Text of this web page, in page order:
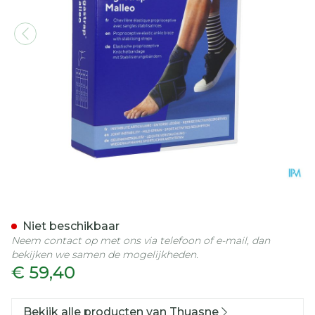
€ 59,40
Niet beschikbaar
Neem contact op met ons via telefoon of e-mail, dan
bekijken we samen de mogelijkheden.
Bekijk alle producten van Thuasne